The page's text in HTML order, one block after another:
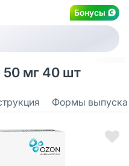
Бонусы
50 мг 40 шт
Формы выпуска